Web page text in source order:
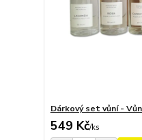
Dárkový set vůní -
549 Kč/ks